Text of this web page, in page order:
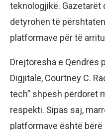
teknologjikë. Gazetarët
detyrohen të
platformave për të
Drejtoresha e Qendrës
Digjitale, Courtney C.
tech” shpesh përdoret
respekti. Sipas saj,
platformave është